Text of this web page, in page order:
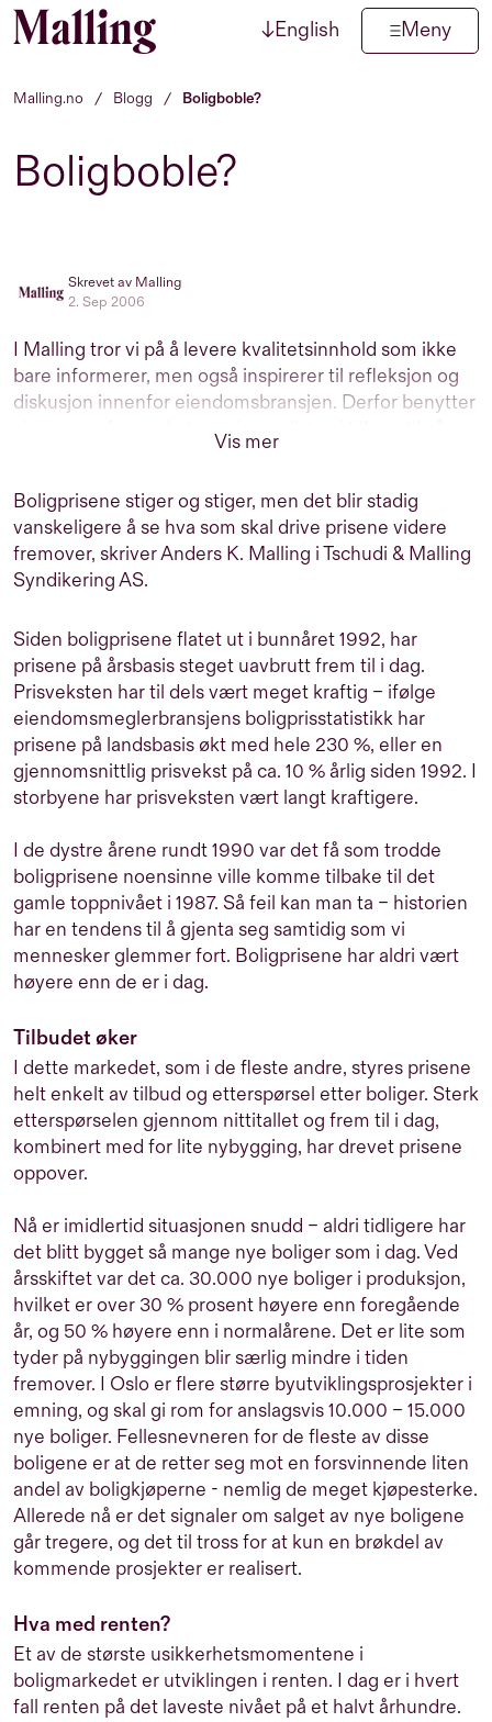
Hopp til innhold ↓English Meny
Malling.no / Blogg / Boligboble?
Boligboble?
Skrevet av Malling
2. Sep 2006
I Malling tror vi på å levere kvalitetsinnhold som ikke
bare informerer, men også inspirerer til refleksjon og
diskusjon innenfor eiendomsbransjen. Derfor benytter
vi oss av erfarne eksterne journalister, i tillegg til våre
interne eksperter, til å produsere informativt,
interessert i eiendom. Vårt mål er å gi deg innsikt og
perspektiver som hjelper deg i dine beslutninger.
Vis mer
Boligprisene stiger og stiger, men det blir stadig
vanskeligere å se hva som skal drive prisene videre
fremover, skriver Anders K. Malling i Tschudi & Malling
Syndikering AS.
Siden boligprisene flatet ut i bunnåret 1992, har
prisene på årsbasis steget uavbrutt frem til i dag.
Prisveksten har til dels vært meget kraftig – ifølge
eiendomsmeglerbransjens boligprisstatistikk har
prisene på landsbasis økt med hele 230 %, eller en
gjennomsnittlig prisvekst på ca. 10 % årlig siden 1992. I
storbyene har prisveksten vært langt kraftigere.
I de dystre årene rundt 1990 var det få som trodde
boligprisene noensinne ville komme tilbake til det
gamle toppnivået i 1987. Så feil kan man ta – historien
har en tendens til å gjenta seg samtidig som vi
mennesker glemmer fort. Boligprisene har aldri vært
høyere enn de er i dag.
Tilbudet øker
I dette markedet, som i de fleste andre, styres prisene
helt enkelt av tilbud og etterspørsel etter boliger. Sterk
etterspørselen gjennom nittitallet og frem til i dag,
kombinert med for lite nybygging, har drevet prisene
oppover.
Nå er imidlertid situasjonen snudd – aldri tidligere har
det blitt bygget så mange nye boliger som i dag. Ved
årsskiftet var det ca. 30.000 nye boliger i produksjon,
hvilket er over 30 % prosent høyere enn foregående
år, og 50 % høyere enn i normalårene. Det er lite som
tyder på nybyggingen blir særlig mindre i tiden
fremover. I Oslo er flere større byutviklingsprosjekter i
emning, og skal gi rom for anslagsvis 10.000 – 15.000
nye boliger. Fellesnevneren for de fleste av disse
boligene er at de retter seg mot en forsvinnende liten
andel av boligkjøperne - nemlig de meget kjøpesterke.
Allerede nå er det signaler om salget av nye boligene
går tregere, og det til tross for at kun en brøkdel av
kommende prosjekter er realisert.
Hva med renten?
Et av de største usikkerhetsmomentene i
boligmarkedet er utviklingen i renten. I dag er i hvert
fall renten på det laveste nivået på et halvt århundre.